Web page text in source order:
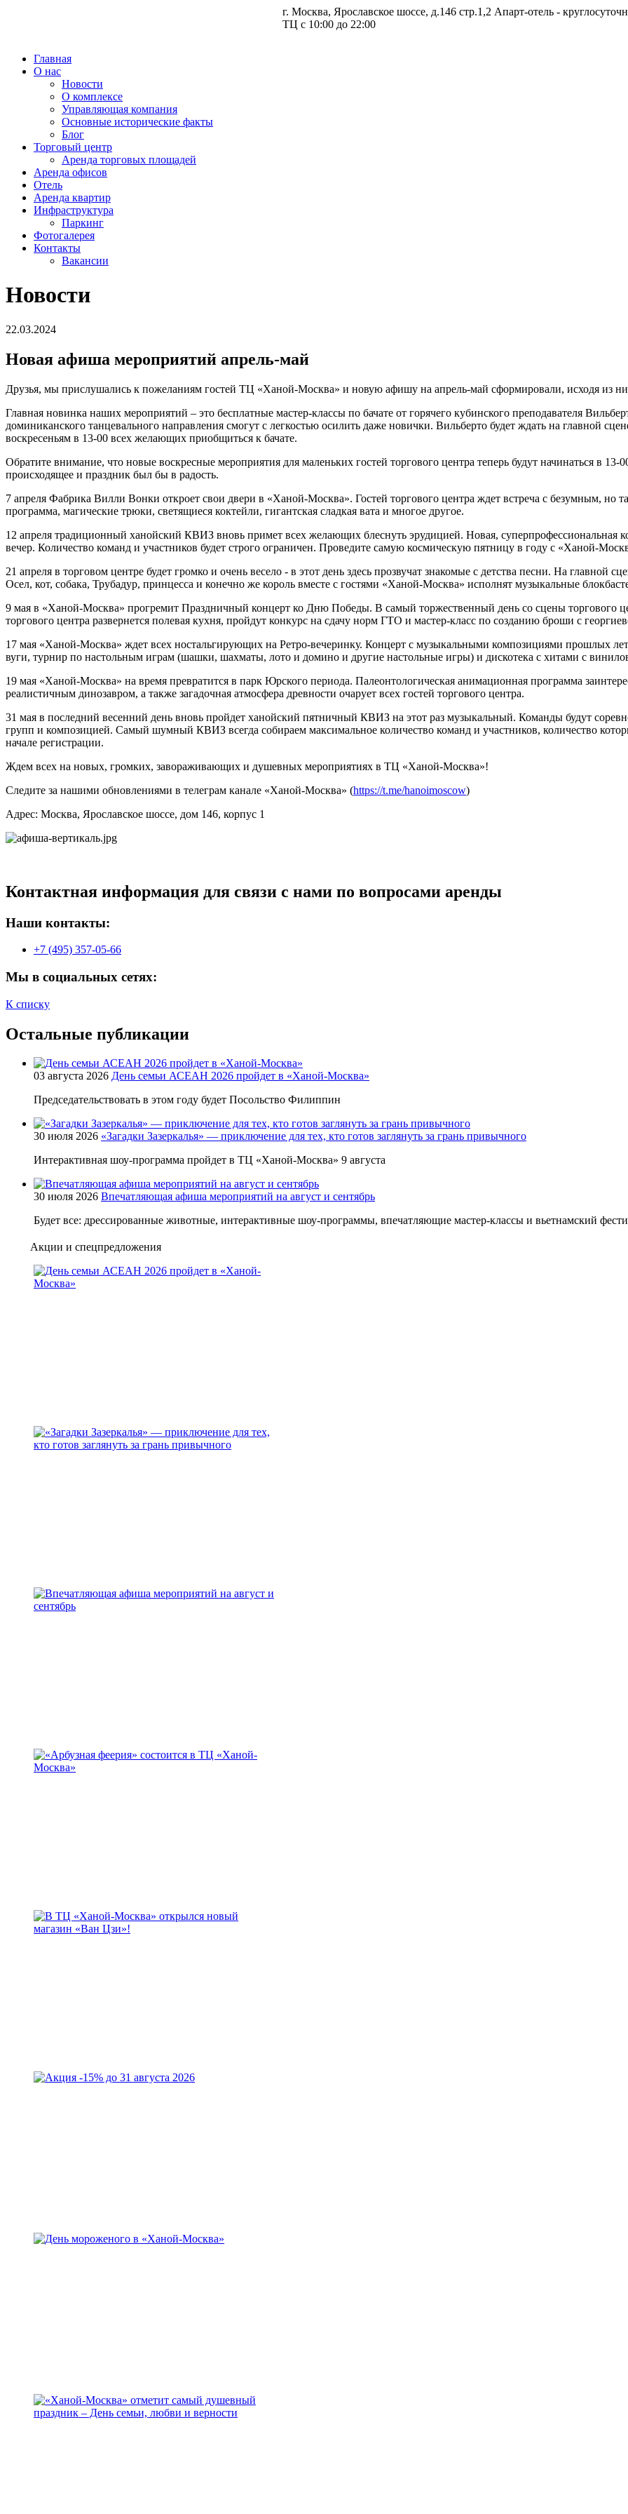
г. Москва, Ярославское шоссе, д.146 стр.1,2 Апарт-отель -
ТЦ с 10:00 до 22:00
Главная
О нас
Новости
О комплексе
Управляющая компания
Основные исторические факты
Блог
Торговый центр
Аренда торговых площадей
Аренда офисов
Отель
Аренда квартир
Инфраструктура
Паркинг
Фотогалерея
Контакты
Вакансии
Новости
22.03.2024
Новая афиша мероприятий апрель-май
Друзья, мы прислушались к пожеланиям гостей ТЦ «Ханой-Москва» и новую афишу на апрель-май сформировали, исходя из
Главная новинка наших мероприятий – это бесплатные мастер-классы по бачате от горячего кубинского преподавателя
доминиканского танцевального направления смогут с легкостью осилить даже новички. Вильберто будет ждать на главной
воскресеньям в 13-00 всех желающих приобщиться к бачате.
Обратите внимание, что новые воскресные мероприятия для маленьких гостей торгового центра теперь будут начинаться в
происходящее и праздник был бы в радость.
7 апреля Фабрика Вилли Вонки откроет свои двери в «Ханой-Москва». Гостей торгового центра ждет встреча с безумным, но
программа, магические трюки, светящиеся коктейли, гигантская сладкая вата и многое другое.
12 апреля традиционный ханойский КВИЗ вновь примет всех желающих блеснуть эрудицией. Новая, суперпрофессиональная
вечер. Количество команд и участников будет строго ограничен. Проведите самую космическую пятницу в году с «Ханой-
21 апреля в торговом центре будет громко и очень весело - в этот день здесь прозвучат знакомые с детства песни. На
Осел, кот, собака, Трубадур, принцесса и конечно же король вместе с гостями «Ханой-Москва» исполнят музыкальные
9 мая в «Ханой-Москва» прогремит Праздничный концерт ко Дню Победы. В самый торжественный день со сцены торгового
торгового центра развернется полевая кухня, пройдут конкурс на сдачу норм ГТО и мастер-класс по созданию броши с
17 мая «Ханой-Москва» ждет всех ностальгирующих на Ретро-вечеринку. Концерт с музыкальными композициями прошлых
вуги, турнир по настольным играм (шашки, шахматы, лото и домино и другие настольные игры) и дискотека с хитами с
19 мая «Ханой-Москва» на время превратится в парк Юрского периода. Палеонтологическая анимационная программа
реалистичным динозавром, а также загадочная атмосфера древности очарует всех гостей торгового центра.
31 мая в последний весенний день вновь пройдет ханойский пятничный КВИЗ на этот раз музыкальный. Команды будут
групп и композицией. Самый шумный КВИЗ всегда собираем максимальное количество команд и участников, количество
начале регистрации.
Ждем всех на новых, громких, завораживающих и душевных мероприятиях в ТЦ «Ханой-Москва»!
Следите за нашими обновлениями в телеграм канале «Ханой-Москва» (https://t.me/hanoimoscow)
Адрес: Москва, Ярославское шоссе, дом 146, корпус 1
Контактная информация для связи с нами по вопросами аренды
Наши контакты:
+7 (495) 357-05-66
Мы в социальных сетях:
К списку
Остальные публикации
03 августа 2026 День семьи АСЕАН 2026 пройдет в «Ханой-Москва»
Председательствовать в этом году будет Посольство Филиппин
30 июля 2026 «Загадки Зазеркалья» — приключение для тех, кто готов заглянуть за грань привычного
Интерактивная шоу-программа пройдет в ТЦ «Ханой-Москва» 9 августа
30 июля 2026 Впечатляющая афиша мероприятий на август и сентябрь
Будет все: дрессированные животные, интерактивные шоу-программы, впечатляющие мастер-классы и вьетнамский
Акции и спецпредложения